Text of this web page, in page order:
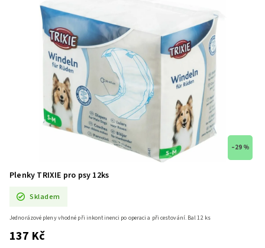
–29 %
Plenky TRIXIE pro psy 12ks
Skladem
137 Kč
Jednorázové pleny vhodné při inkontinenci po operaci a při cestování. Bal 12 ks